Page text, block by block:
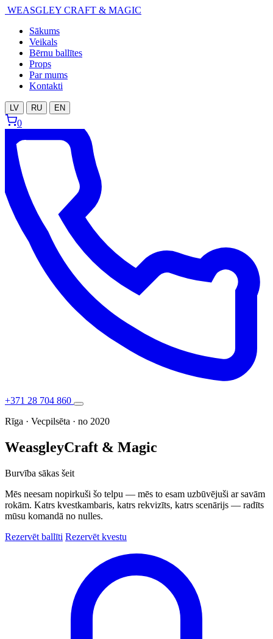
WEASGLEY CRAFT & MAGIC
Sākums
Veikals
Bērnu ballītes
Props
Par mums
Kontakti
LV RU EN
0
+371 28 704 860
Rīga · Vecpilsēta · no 2020
WeasgleyCraft & Magic
Burvība sākas šeit
Mēs neesam nopirkuši šo telpu — mēs to esam uzbūvējuši ar savām
rokām. Katrs kvestkambaris, katrs rekvizīts, katrs scenārijs — radīts
mūsu komandā no nulles.
Rezervēt ballīti Rezervēt kvestu